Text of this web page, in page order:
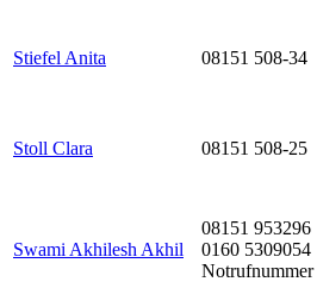
Stiefel Anita 08151 508-34
Stoll Clara 08151 508-25
Swami Akhilesh Akhil
08151 953296
0160 5309054
Notrufnummer